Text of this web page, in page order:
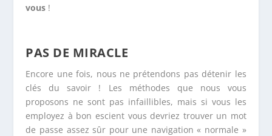
vous !
PAS DE MIRACLE
Encore une fois, nous ne prétendons pas détenir les
clés du savoir ! Les méthodes que nous vous
proposons ne sont pas infaillibles, mais si vous les
employez à bon escient vous devriez trouver un mot
de passe assez sûr pour une navigation « normale »